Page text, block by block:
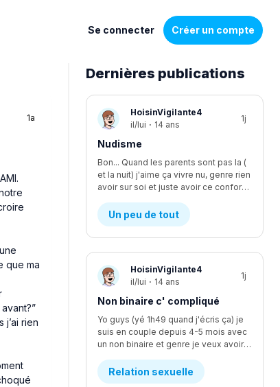
Se connecter Créer un compte
1a
que ma
j’ai rien
Dernières publications
Liste
de
discussions
HoisinVigilante4
il/lui · 14 ans
1j
Nudisme
Bon... Quand les parents sont pas la (
et la nuit) j'aime ça vivre nu, genre rien
avoir sur soi et juste avoir ce confort, je suis le seul à être nudiste... Et je fais kwa pour les voisins?
Un peu de tout
HoisinVigilante4
il/lui · 14 ans
1j
Non binaire c' compliqué
Yo guys (yé 1h49 quand j'écris ça) je
suis en couple depuis 4-5 mois avec
un non binaire et genre je veux avoir des relations avec iel mais iel est pas sur d'être prêt, ça fait quelques temps qu'y commence à vouloir faire plus... L'affaire c que je me sens comme si je l'écoutais pas assez mais finalement je suis trop à l'écoute. Moi ça fait longtemps que je veux faire ma première fois avec iel, j'y est déjà pris les seins mais mtn iel veux plus, rendu la jsp kwa faire... J'y dit quoi pour lui demander pk iel veux plus me laisser les toucher?
Relation sexuelle